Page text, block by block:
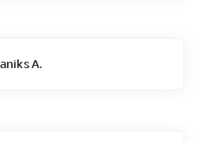
A.